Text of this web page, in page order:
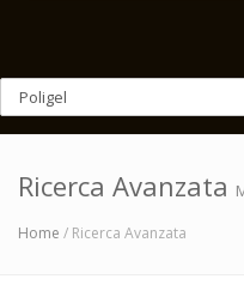
Ricerca Avanzata
Home / Ricerca Avanzata